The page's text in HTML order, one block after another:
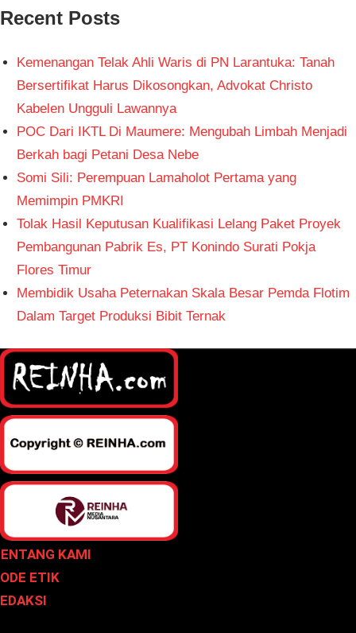
Recent Posts
Kemenangan Telak Ahli Waris di PN Larantuka: Tanah
Bersertifikat Harus Dikosongkan, Advokat Christo
Kabelen Ungguli Lawannya
POC Dari IKTL Di Maumere: Mengubah Limbah Menjadi
Berkah bagi Petani Desa Nebe
Somi Sili: Perempuan Lamaholot Pertama yang
Memimpin PMKRI
Tolak Hasil Keputusan Kualifikasi Lelang Paket Proyek
Pembangunan Pabrik Es, PT Konindo Surati Pokja
Flores Timur
Membidik Usaha Peternakan Skala Besar Pemda Flotim
Dalam Target Produksi Bibit Ternak
KAMI
ETIK